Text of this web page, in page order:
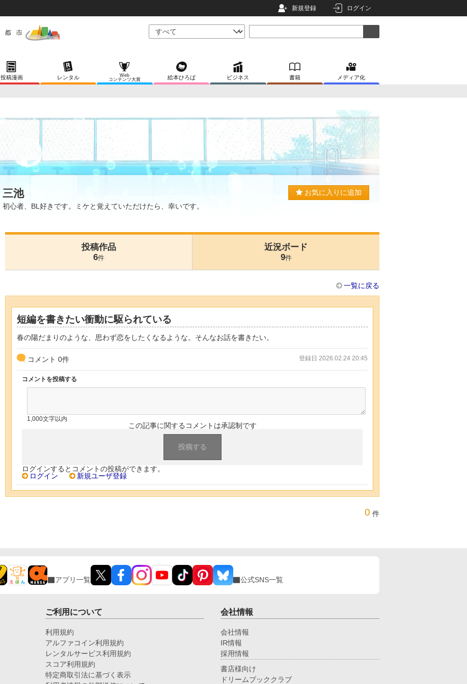
新規登録 ログイン
投稿漫画 レンタル
Web
コンテンツ大賞
絵本ひろば ビジネス 書籍 メディア化
三池
初心者、BL好きです。ミケと覚えていただけたら、幸いです。
お気に入りに追加
投稿作品
6件
近況ボード
9件
一覧に戻る
短編を書きたい衝動に駆られている
春の陽だまりのような、思わず恋をしたくなるような。そんなお話を書きたい。
コメント 0件 登録日 2026.02.24 20:45
コメントを投稿する
1,000文字以内
この記事に関するコメントは承認制です
ログインするとコメントの投稿ができます。
ログイン
新規ユーザ登録
0 件
アプリ一覧 公式SNS一覧
ご利用について
利用規約
アルファコイン利用規約
レンタルサービス利用規約
スコア利用規約
特定商取引法に基づく表示
会社情報
会社情報
IR情報
採用情報
書店様向け
ドリームブッククラブ